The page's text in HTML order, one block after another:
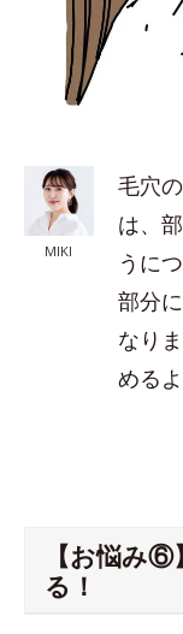
MIKI
毛穴
は、
うに
部分
なり
める
【お悩み
る！